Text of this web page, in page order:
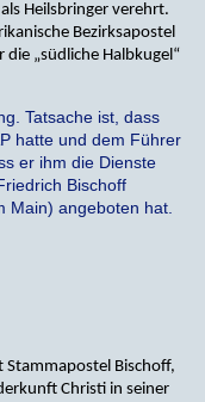
Heilsbringer verehrt.
Bezirksapostel
„südliche Halbkugel“
Tatsache ist, dass
hatte und dem Führer
er ihm die Dienste
Bischoff
Main) angeboten hat.
Bischoff,
Christi in seiner